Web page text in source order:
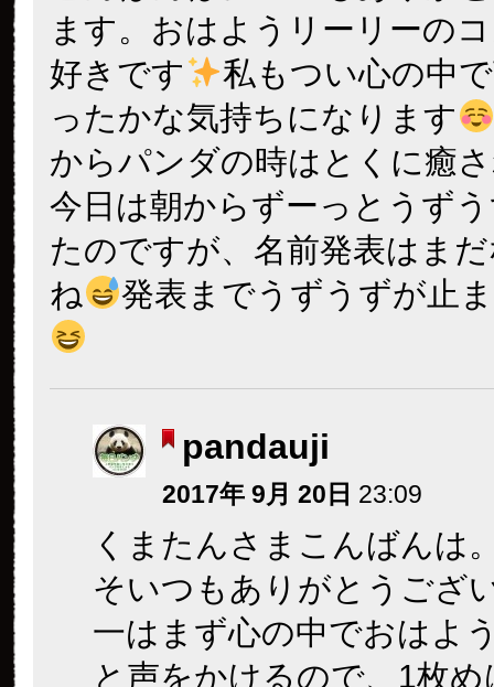
ます。おはようリーリーの
好きです
私もつい心の中
ったかな気持ちになります
からパンダの時はとくに癒
今日は朝からずーっとうず
たのですが、名前発表はま
ね
発表までうずうずが止
pandauji
2017年 9月 20日 23:09
くまたんさまこんばんは
そいつもありがとうござ
一はまず心の中でおはよ
と声をかけるので、1枚